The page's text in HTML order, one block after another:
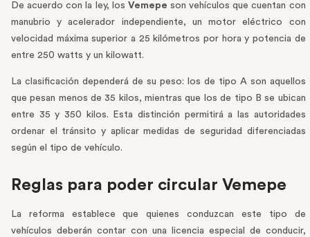
De acuerdo con la ley, los Vemepe son vehículos que cuentan con
manubrio y acelerador independiente, un motor eléctrico con
velocidad máxima superior a 25 kilómetros por hora y potencia de
entre 250 watts y un kilowatt.
La clasificación dependerá de su peso: los de tipo A son aquellos
que pesan menos de 35 kilos, mientras que los de tipo B se ubican
entre 35 y 350 kilos. Esta distinción permitirá a las autoridades
ordenar el tránsito y aplicar medidas de seguridad diferenciadas
según el tipo de vehículo.
Reglas para poder circular Vemepe
La reforma establece que quienes conduzcan este tipo de
vehículos deberán contar con una licencia especial de conducir,